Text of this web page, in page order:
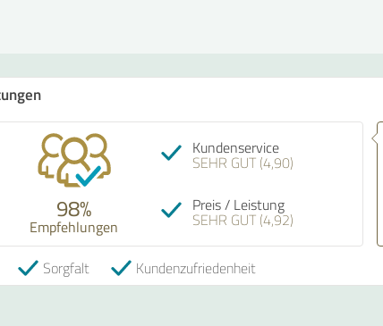
98%
Empfehlungen
Kundenservice
SEHR GUT (4,90)
Preis / Leistung
SEHR GUT (4,92)
Sorgfalt Kundenzufriedenheit